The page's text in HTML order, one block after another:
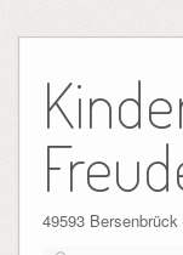
content
49593